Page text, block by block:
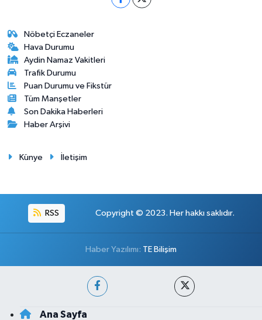
Nöbetçi Eczaneler
Hava Durumu
Aydin Namaz Vakitleri
Trafik Durumu
Puan Durumu ve Fikstür
Tüm Manşetler
Son Dakika Haberleri
Haber Arşivi
Künye İletişim
RSS Copyright © 2023. Her hakkı saklıdır.
Haber Yazılımı: TE Bilişim
Ana Sayfa